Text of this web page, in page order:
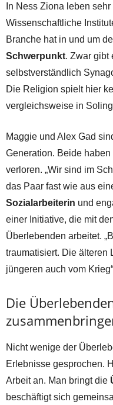
In Ness Ziona leben
Wissenschaftliche
Branche hat in und um
Schwerpunkt. Zwar gibt
selbstverständlich
Die Religion spielt hier
vergleichsweise in
Maggie und Alex Gad
Generation. Beide
verloren. „Wir sind im
das Paar fast wie aus
Sozialarbeiterin und
einer Initiative, die mit
Überlebenden arbeitet.
traumatisiert. Die älteren
jüngeren auch vom
Die
Nicht wenige der
Erlebnisse gesprochen.
Arbeit an. Man bringt die
beschäftigt sich